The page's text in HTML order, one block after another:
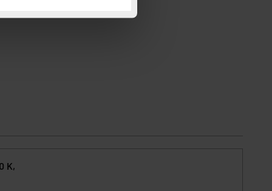
Einstellungen“
dieser Daten zur
Einstellungen können
angezeigt wird.
bestehen.
Europäischen
K,